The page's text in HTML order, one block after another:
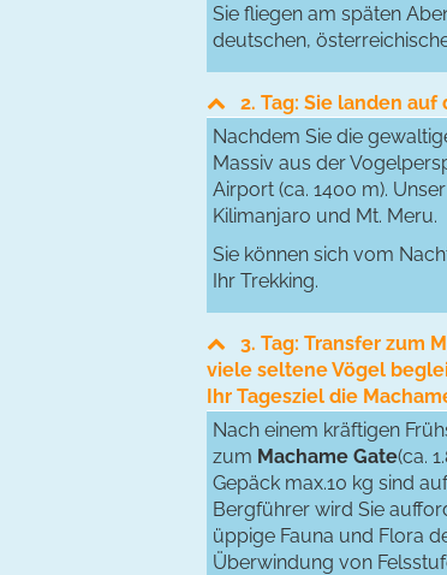
Sie fliegen am späten
deutschen,
2. Tag: Sie landen
Nachdem Sie die
Massiv aus der
Airport (ca. 1400 m).
Kilimanjaro und Mt. Meru.
Sie können sich vom
Ihr Trekking.
3. Tag: Transfer zum
viele seltene Vögel
Ihr Tagesziel die
Nach einem kräftigen
zum Machame Gate(ca.
Gepäck max.10 kg sind
Bergführer wird Sie
üppige Fauna und Flora
Überwindung von